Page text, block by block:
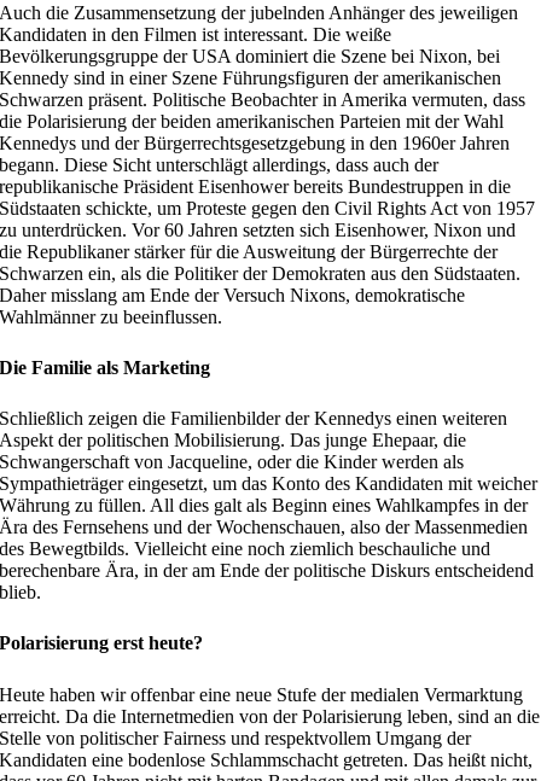
Auch die Zusammensetzung der jubelnden Anhänger des jeweiligen
Kandidaten in den Filmen ist interessant. Die weiße
Bevölkerungsgruppe der USA dominiert die Szene bei Nixon, bei
Kennedy sind in einer Szene Führungsfiguren der amerikanischen
Schwarzen präsent. Politische Beobachter in Amerika vermuten, dass
die Polarisierung der beiden amerikanischen Parteien mit der Wahl
Kennedys und der Bürgerrechtsgesetzgebung in den 1960er Jahren
begann. Diese Sicht unterschlägt allerdings, dass auch der
republikanische Präsident Eisenhower bereits Bundestruppen in die
Südstaaten schickte, um Proteste gegen den Civil Rights Act von 1957
zu unterdrücken. Vor 60 Jahren setzten sich Eisenhower, Nixon und
die Republikaner stärker für die Ausweitung der Bürgerrechte der
Schwarzen ein, als die Politiker der Demokraten aus den Südstaaten.
Daher misslang am Ende der Versuch Nixons, demokratische
Wahlmänner zu beeinflussen.
Die Familie als Marketing
Schließlich zeigen die Familienbilder der Kennedys einen weiteren
Aspekt der politischen Mobilisierung. Das junge Ehepaar, die
Schwangerschaft von Jacqueline, oder die Kinder werden als
Sympathieträger eingesetzt, um das Konto des Kandidaten mit weicher
Währung zu füllen. All dies galt als Beginn eines Wahlkampfes in der
Ära des Fernsehens und der Wochenschauen, also der Massenmedien
des Bewegtbilds. Vielleicht eine noch ziemlich beschauliche und
berechenbare Ära, in der am Ende der politische Diskurs entscheidend
blieb.
Polarisierung erst heute?
Heute haben wir offenbar eine neue Stufe der medialen Vermarktung
erreicht. Da die Internetmedien von der Polarisierung leben, sind an die
Stelle von politischer Fairness und respektvollem Umgang der
Kandidaten eine bodenlose Schlammschacht getreten. Das heißt nicht,